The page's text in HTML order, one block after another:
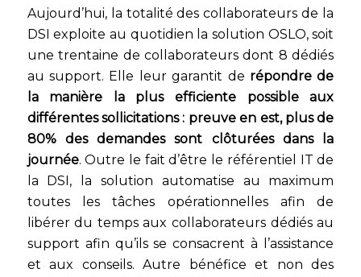
Aujourd’hui, la totalité des collaborateurs de la
DSI exploite au quotidien la solution OSLO, soit
une trentaine de collaborateurs dont 8 dédiés
au support. Elle leur garantit de répondre de
la manière la plus efficiente possible aux
différentes sollicitations : preuve en est, plus de
80% des demandes sont clôturées dans la
journée. Outre le fait d’être le référentiel IT de
la DSI, la solution automatise au maximum
toutes les tâches opérationnelles afin de
libérer du temps aux collaborateurs dédiés au
support afin qu’ils se consacrent à l’assistance
et aux conseils. Autre bénéfice et non des